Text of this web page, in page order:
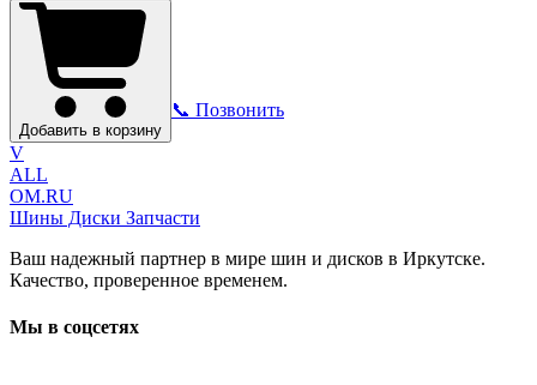
Добавить в корзину
📞 Позвонить
V
ALL
OM.RU
Шины Диски Запчасти
Ваш надежный партнер в мире шин и дисков в Иркутске.
Качество, проверенное временем.
Мы в соцсетях